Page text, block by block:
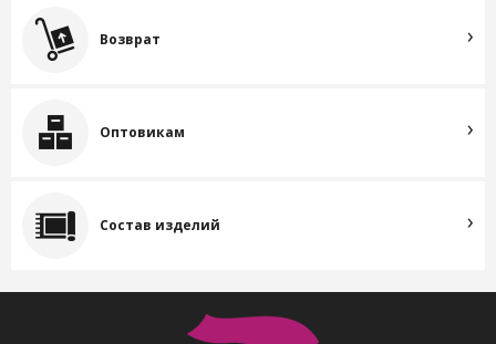
Возврат
Оптовикам
Состав изделий